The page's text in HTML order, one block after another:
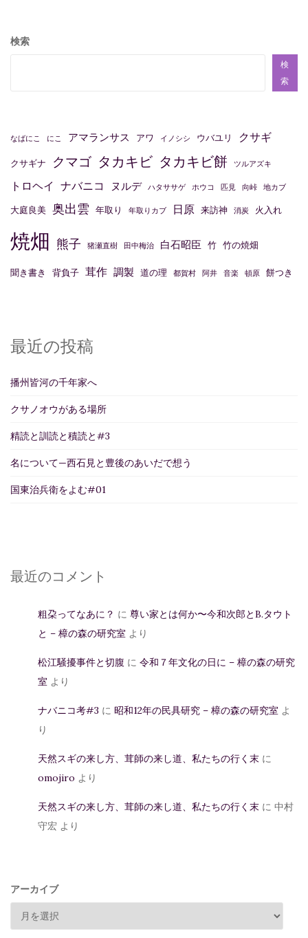
ゲ
ン
検索
検
索
なばにこ にこ アマランサス アワ イノシシ ウバユリ クサギ
クサギナ クマゴ タカキビ タカキビ餅 ツルアズキ
トロヘイ ナバニコ ヌルデ ハタササゲ ホウコ 匹見 向峠 地カブ
大庭良美 奥出雲 年取り 年取りカブ 日原 来訪神 消炭 火入れ
焼畑 熊子 猪瀬直樹 田中梅治 白石昭臣 竹 竹の焼畑
聞き書き 背負子 茸作 調製 道の理 都賀村 阿井 音楽 頓原 餅つき
最近の投稿
播州皆河の千年家へ
クサノオウがある場所
精読と訓読と積読と#3
名について—西石見と豊後のあいだで想う
国東治兵衛をよむ#01
最近のコメント
粗朶ってなあに？ に 尊い家とは何か〜今和次郎とB.タウト
と – 樟の森の研究室 より
松江騒擾事件と切腹 に 令和７年文化の日に – 樟の森の研究
室 より
ナバニコ考#3 に 昭和12年の民具研究 – 樟の森の研究室 よ
り
天然スギの来し方、茸師の来し道、私たちの行く末 に
omojiro より
天然スギの来し方、茸師の来し道、私たちの行く末 に 中村
守宏 より
アーカイブ